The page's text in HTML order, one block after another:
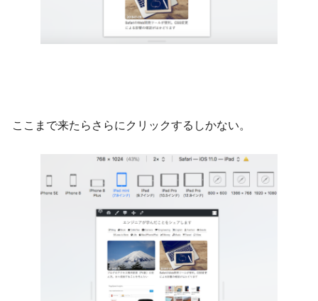
ここまで来たらさらにクリックするしかない。